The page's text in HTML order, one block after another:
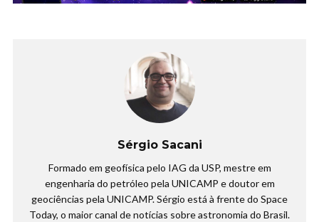
Sérgio Sacani
Formado em geofísica pelo IAG da USP, mestre em
engenharia do petróleo pela UNICAMP e doutor em
geociências pela UNICAMP. Sérgio está à frente do Space
Today, o maior canal de notícias sobre astronomia do Brasil.